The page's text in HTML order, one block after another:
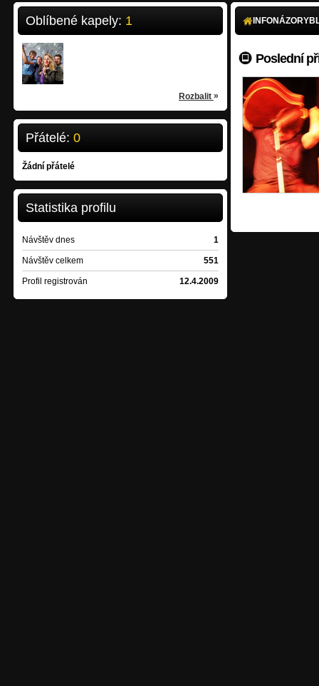
Oblíbené kapely: 1
Rozbalit »
Přátelé: 0
Žádní přátelé
Statistika profilu
Návštěv dnes 1
Návštěv celkem 551
Profil registrován 12.4.2009
INFONÁZORY
Poslední